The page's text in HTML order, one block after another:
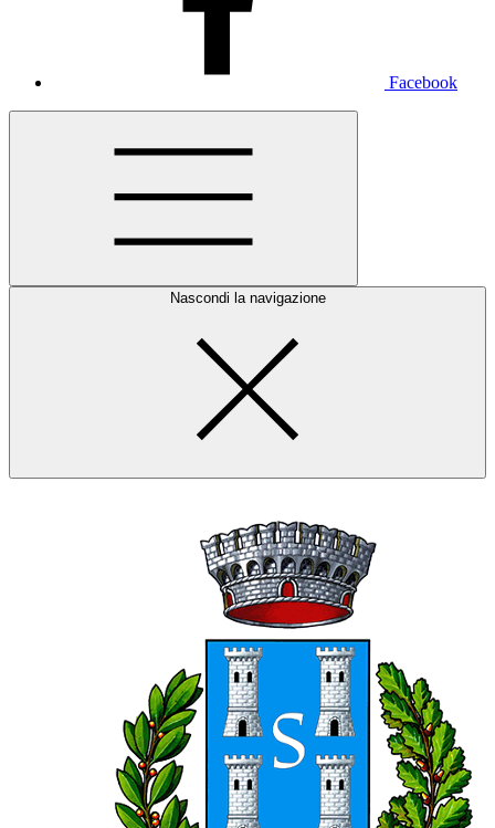
Facebook
Nascondi la navigazione